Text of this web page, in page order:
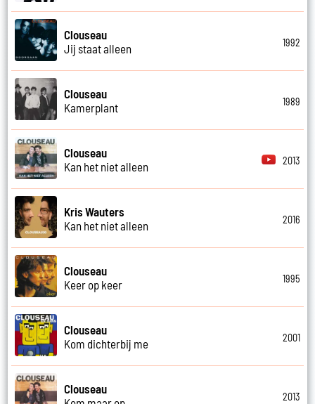
Clouseau
Jij staat alleen
1992
Clouseau
Kamerplant
1989
Clouseau
Kan het niet alleen
2013
Kris Wauters
Kan het niet alleen
2016
Clouseau
Keer op keer
1995
Clouseau
Kom dichterbij me
2001
Clouseau
2013